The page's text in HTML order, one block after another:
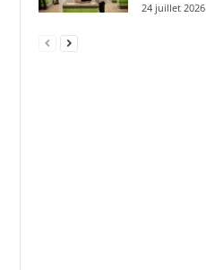
24 juillet 2026